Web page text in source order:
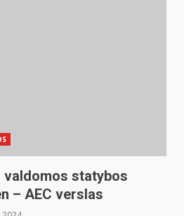
statybos
– AEC verslas